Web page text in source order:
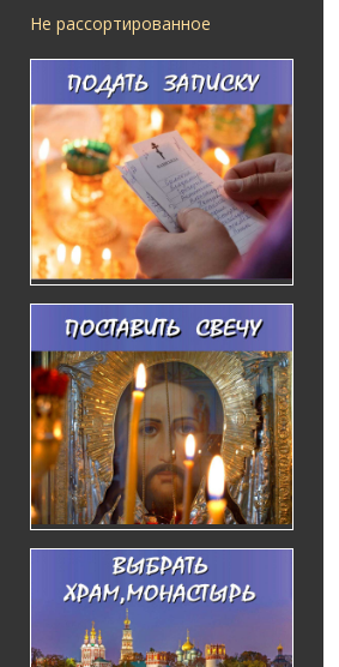
Не рассортированное